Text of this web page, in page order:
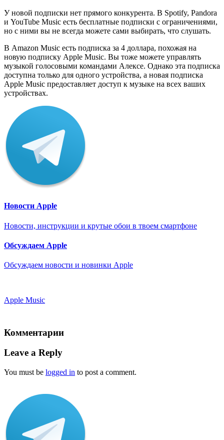
У новой подписки нет прямого конкурента. В Spotify, Pandora
и YouTube Music есть бесплатные подписки с ограничениями,
но с ними вы не всегда можете сами выбирать, что слушать.
В Amazon Music есть подписка за 4 доллара, похожая на
новую подписку Apple Music. Вы тоже можете управлять
музыкой голосовыми командами Алексе. Однако эта подписка
доступна только для одного устройства, а новая подписка
Apple Music предоставляет доступ к музыке на всех ваших
устройствах.
Новости Apple
Новости, инструкции и крутые обои в твоем смартфоне
Обсуждаем Apple
Обсуждаем новости и новинки Apple
Apple Music
Комментарии
Leave a Reply
You must be logged in to post a comment.